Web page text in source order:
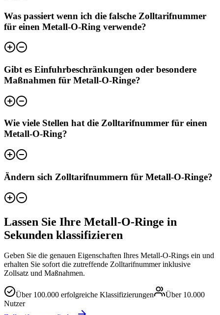
Was passiert wenn ich die falsche Zolltarifnummer
für einen Metall-O-Ring verwende?
Gibt es Einfuhrbeschränkungen oder besondere
Maßnahmen für Metall-O-Ringe?
Wie viele Stellen hat die Zolltarifnummer für einen
Metall-O-Ring?
Ändern sich Zolltarifnummern für Metall-O-Ringe?
Lassen Sie Ihre Metall-O-Ringe in
Sekunden klassifizieren
Geben Sie die genauen Eigenschaften Ihres Metall-O-Rings ein und
erhalten Sie sofort die zutreffende Zolltarifnummer inklusive
Zollsatz und Maßnahmen.
Über 100.000 erfolgreiche Klassifizierungen Über 10.000
Nutzer